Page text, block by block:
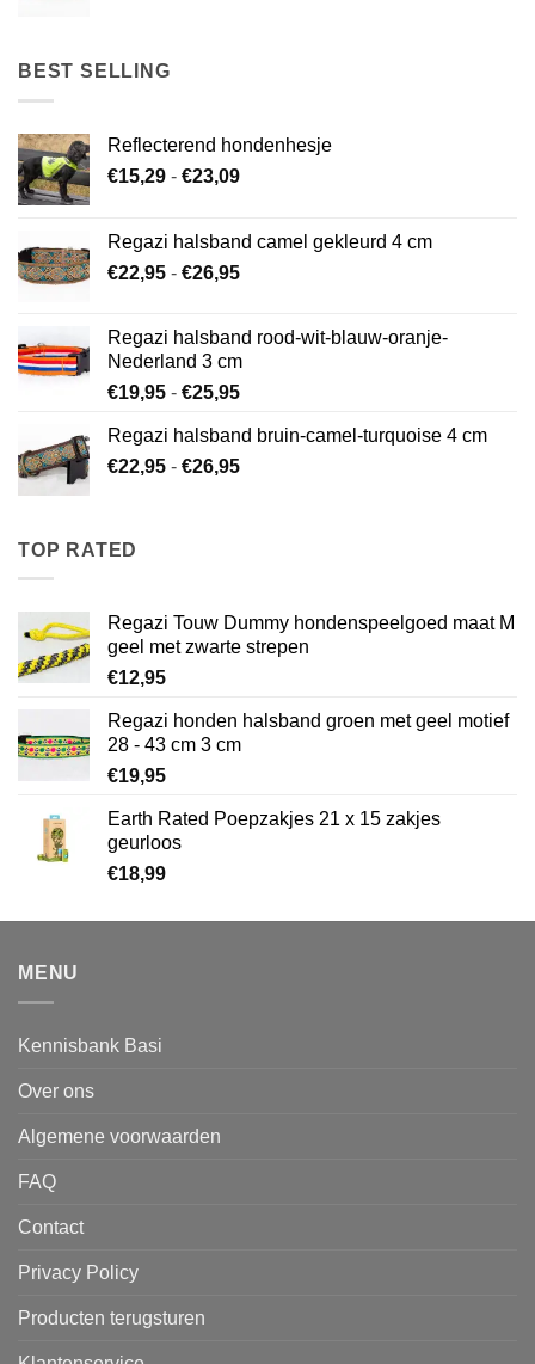
BEST SELLING
Reflecterend hondenhesje
€15,29 - €23,09Prijsklasse:
€23,09
Regazi halsband camel gekleurd 4 cm
€22,95 - €26,95Prijsklasse:
€26,95
Regazi halsband rood-wit-blauw-oranje-
Nederland 3 cm
€19,95 - €25,95Prijsklasse:
tot
€25,95
Regazi halsband bruin-camel-turquoise 4 cm
€22,95 - €26,95Prijsklasse:
TOP RATED
Regazi Touw Dummy hondenspeelgoed maat M
geel met zwarte strepen
€12,95
Regazi honden halsband groen met geel motief
28 - 43 cm 3 cm
€19,95
Earth Rated Poepzakjes 21 x 15 zakjes
geurloos
€18,99
MENU
Kennisbank Basi
Over ons
Algemene voorwaarden
FAQ
Contact
Privacy Policy
Producten terugsturen